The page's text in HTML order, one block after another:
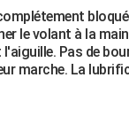
le volant à la
Pas de
marche. La